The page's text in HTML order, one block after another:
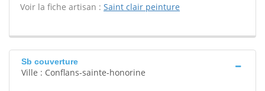
Voir la fiche artisan : Saint clair peinture
Sb couverture
Ville : Conflans-sainte-honorine